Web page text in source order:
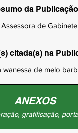
da
de
citada(s) na
wanessa de melo
ANEXOS
gratificação,